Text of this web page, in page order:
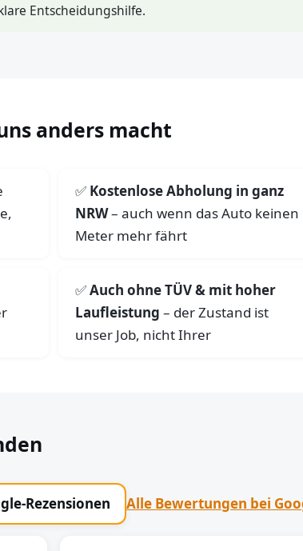
Entscheidungshilfe.
anders macht
Kostenlose Abholung in ganz
NRW– auch wenn das Auto keinen
Meter mehr fährt
Auch ohne TÜV & mit hoher
Laufleistung – der Zustand ist
unser Job, nicht Ihrer
Rezensionen Alle Bewertungen bei